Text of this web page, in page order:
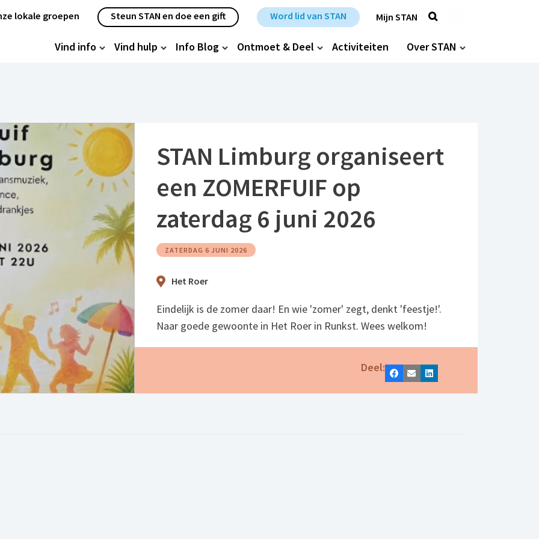
lokale groepen Steun STAN en doe een gift Word lid van STAN Mijn STAN Zoek
Vind info Vind hulp Info Blog Ontmoet & Deel Activiteiten Over STAN
STAN Limburg organiseert
een ZOMERFUIF op
zaterdag 6 juni 2026
ZATERDAG 6 JUNI 2026
Het Roer
Eindelijk is de zomer daar! En wie 'zomer' zegt, denkt 'feestje!'.
Naar goede gewoonte in Het Roer in Runkst. Wees welkom!
Deel:
Facebook
E-mailLinkedIn